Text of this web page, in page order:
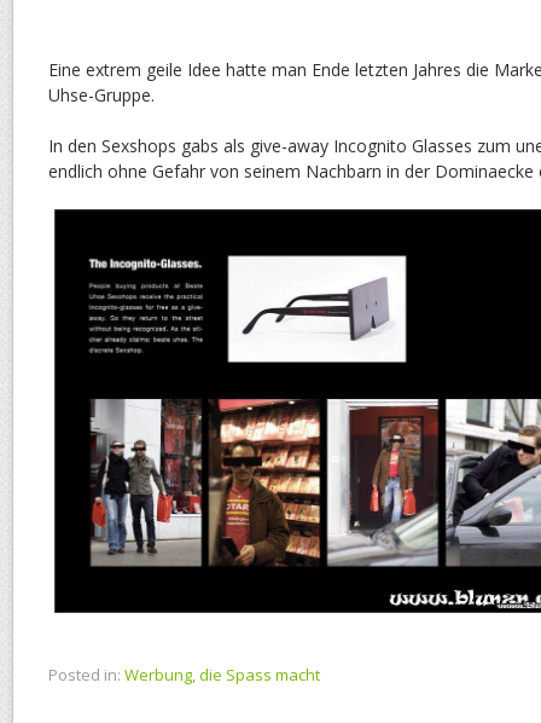
Eine extrem geile Idee hatte man Ende letzten Jahres die
Uhse-Gruppe.
In den Sexshops gabs als give-away Incognito Glasses zum
endlich ohne Gefahr von seinem Nachbarn in der
Posted in: Werbung, die Spass macht